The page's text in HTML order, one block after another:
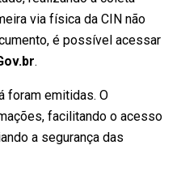
via física da CIN não
é possível acessar
.
foram emitidas. O
facilitando o acesso
a segurança das